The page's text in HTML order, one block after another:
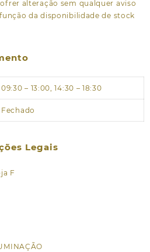
alteração sem qualquer aviso
da disponibilidade de stock
09:30 – 13:00, 14:30 – 18:30
Fechado
Legais
F